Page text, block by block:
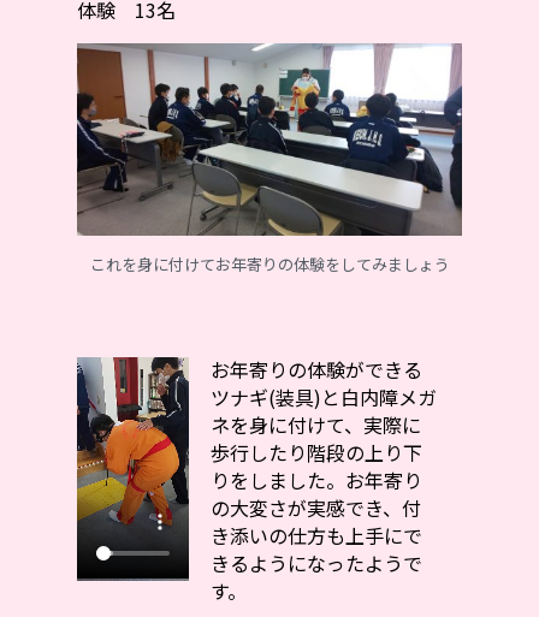
体験 13名
これを身に付けてお年寄りの体験をしてみましょう
お年寄りの体験ができる
ツナギ(装具)と白内障メガ
ネを身に付けて、実際に
歩行したり階段の上り下
りをしました。お年寄り
の大変さが実感でき、付
き添いの仕方も上手にで
きるようになったようで
す。